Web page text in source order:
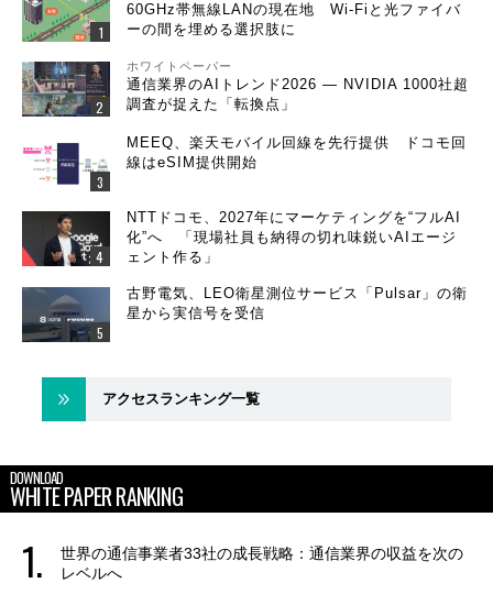
60GHz帯無線LANの現在地 Wi-Fiと光ファイバ
ーの間を埋める選択肢に
ホワイトペーパー
通信業界のAIトレンド2026 ― NVIDIA 1000社超
調査が捉えた「転換点」
MEEQ、楽天モバイル回線を先行提供 ドコモ回
線はeSIM提供開始
NTTドコモ、2027年にマーケティングを“フルAI
化”へ 「現場社員も納得の切れ味鋭いAIエージ
ェント作る」
古野電気、LEO衛星測位サービス「Pulsar」の衛
星から実信号を受信
アクセスランキング一覧
DOWNLOAD
WHITE PAPER RANKING
世界の通信事業者33社の成長戦略：通信業界の収益を次の
レベルへ